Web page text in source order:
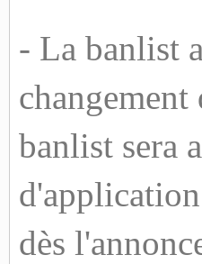
- La banlist
banlist sera
dès